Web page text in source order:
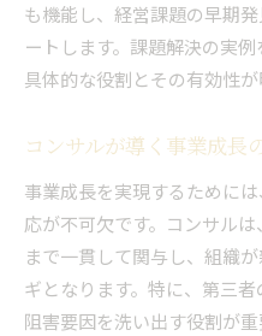
現場課題に効く
コンサルを活かし
善法
コンサル活用で
プ
コンサルタント流
コンサルティング
め方
自社成長を加速させ
も機能し、経営課題の早期
ートします。課題解決の実
具体的な役割とその有効性が
コンサルが導く事業成長
事業成長を実現するために
応が不可欠です。コンサル
まで一貫して関与し、組織
ギとなります。特に、第三
阻害要因を洗い出す役割が重